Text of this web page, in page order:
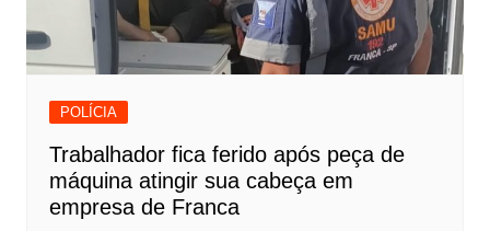
POLÍCIA
Trabalhador fica ferido após peça de
máquina atingir sua cabeça em
empresa de Franca